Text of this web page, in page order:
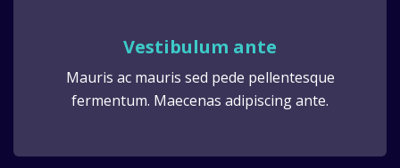
Vestibulum ante
Mauris ac mauris sed pede pellentesque
fermentum. Maecenas adipiscing ante.